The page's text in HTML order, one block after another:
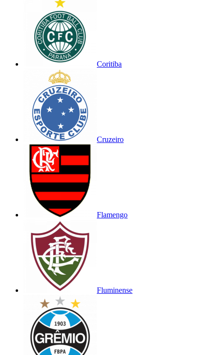
Coritiba
Cruzeiro
Flamengo
Fluminense